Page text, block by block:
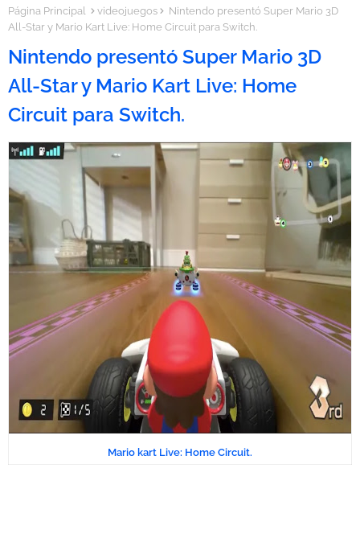
Página Principal videojuegos
Nintendo presentó Super Mario 3D
All-Star y Mario Kart Live: Home Circuit para Switch.
Nintendo presentó Super Mario 3D
All-Star y Mario Kart Live: Home
Circuit para Switch.
Mario kart Live: Home Circuit.